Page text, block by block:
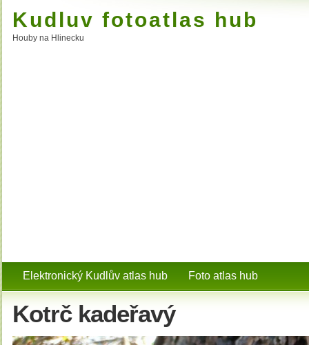
Kudluv fotoatlas hub
Houby na Hlinecku
Elektronický Kudlův atlas hub Foto atlas hub
Kotrč kadeřavý